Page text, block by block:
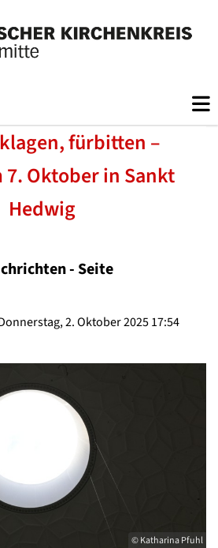
fürbitten –
7. Oktober in Sankt
Hedwig
- Seite
2. Oktober 2025 17:54
© Katharina Pfuhl